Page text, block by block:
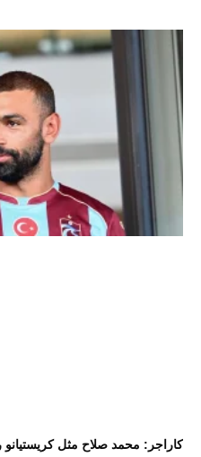
كاراجر: محمد صلاح مثل كريستيانو